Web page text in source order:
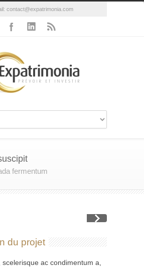
contact@expatrimonia.com
fermentum
du projet
ac condimentum a,